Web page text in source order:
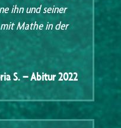
ihn und seiner
Mathe in der
S. – Abitur 2022